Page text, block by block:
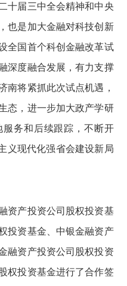
十届三中全会精神和中央
也是加大金融对科技创新
全国首个科创金融改革试
深度融合发展，有力支撑
南将紧抓此次试点机遇，
态，进一步加大政产学研
务和后续跟踪，不断开
义现代化强省会建设新局
资产投资公司股权投资基
投资基金、中银金融资产
融资产投资公司股权投资
权投资基金进行了合作签